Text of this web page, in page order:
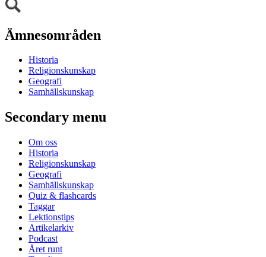
Ämnesområden
Historia
Religionskunskap
Geografi
Samhällskunskap
Secondary menu
Om oss
Historia
Religionskunskap
Geografi
Samhällskunskap
Quiz & flashcards
Taggar
Lektionstips
Artikelarkiv
Podcast
Året runt